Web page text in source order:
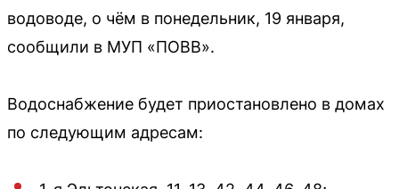
водоводе, о чём в понедельник, 19 января,
сообщили в МУП «ПОВВ».
Водоснабжение будет приостановлено в домах
по следующим адресам: